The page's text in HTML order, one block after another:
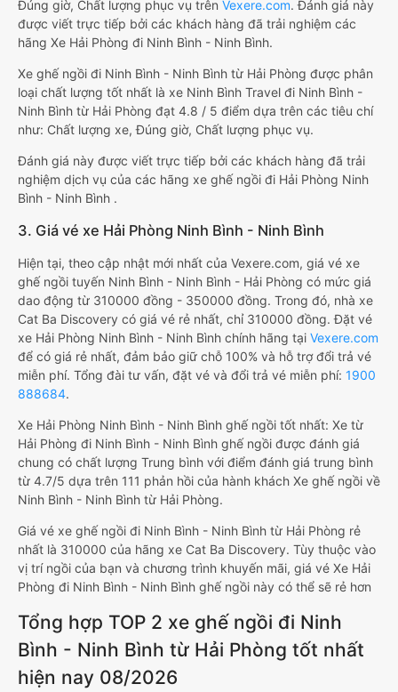
Đúng giờ, Chất lượng phục vụ trên Vexere.com. Đánh giá này
được viết trực tiếp bởi các khách hàng đã trải nghiệm các
hãng Xe Hải Phòng đi Ninh Bình - Ninh Bình.
Xe ghế ngồi đi Ninh Bình - Ninh Bình từ Hải Phòng được phân
loại chất lượng tốt nhất là xe Ninh Bình Travel đi Ninh Bình -
Ninh Bình từ Hải Phòng đạt 4.8 / 5 điểm dựa trên các tiêu chí
như: Chất lượng xe, Đúng giờ, Chất lượng phục vụ.
Đánh giá này được viết trực tiếp bởi các khách hàng đã trải
nghiệm dịch vụ của các hãng xe ghế ngồi đi Hải Phòng Ninh
Bình - Ninh Bình .
3. Giá vé xe Hải Phòng Ninh Bình - Ninh Bình
Hiện tại, theo cập nhật mới nhất của Vexere.com, giá vé xe
ghế ngồi tuyến Ninh Bình - Ninh Bình - Hải Phòng có mức giá
dao động từ 310000 đồng - 350000 đồng. Trong đó, nhà xe
Cat Ba Discovery có giá vé rẻ nhất, chỉ 310000 đồng. Đặt vé
xe Hải Phòng Ninh Bình - Ninh Bình chính hãng tại Vexere.com
để có giá rẻ nhất, đảm bảo giữ chỗ 100% và hỗ trợ đổi trả vé
miễn phí. Tổng đài tư vấn, đặt vé và đổi trả vé miễn phí: 1900
888684.
Xe Hải Phòng Ninh Bình - Ninh Bình ghế ngồi tốt nhất: Xe từ
Hải Phòng đi Ninh Bình - Ninh Bình ghế ngồi được đánh giá
chung có chất lượng Trung bình với điểm đánh giá trung bình
từ 4.7/5 dựa trên 111 phản hồi của hành khách Xe ghế ngồi về
Ninh Bình - Ninh Bình từ Hải Phòng.
Giá vé xe ghế ngồi đi Ninh Bình - Ninh Bình từ Hải Phòng rẻ
nhất là 310000 của hãng xe Cat Ba Discovery. Tùy thuộc vào
vị trí ngồi của bạn và chương trình khuyến mãi, giá vé Xe Hải
Phòng đi Ninh Bình - Ninh Bình ghế ngồi này có thể sẽ rẻ hơn
Tổng hợp TOP 2 xe ghế ngồi đi Ninh
Bình - Ninh Bình từ Hải Phòng tốt nhất
hiện nay 08/2026